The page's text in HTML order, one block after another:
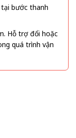
bước thanh
Hỗ trợ đổi hoặc
quá trình vận